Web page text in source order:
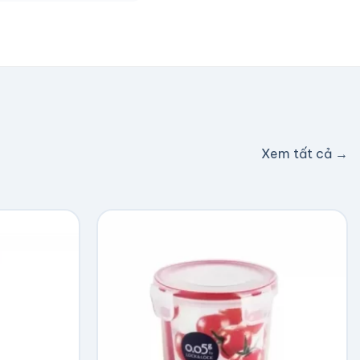
Xem tất cả →